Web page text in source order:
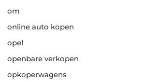
om
online auto kopen
opel
openbare verkopen
opkoperwagens